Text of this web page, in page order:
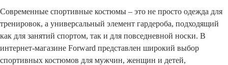
Современные спортивные костюмы – это не просто одежда для
тренировок, а универсальный элемент гардероба, подходящий
как для занятий спортом, так и для повседневной носки. В
интернет-магазине Forward представлен широкий выбор
спортивных костюмов для мужчин, женщин и детей,